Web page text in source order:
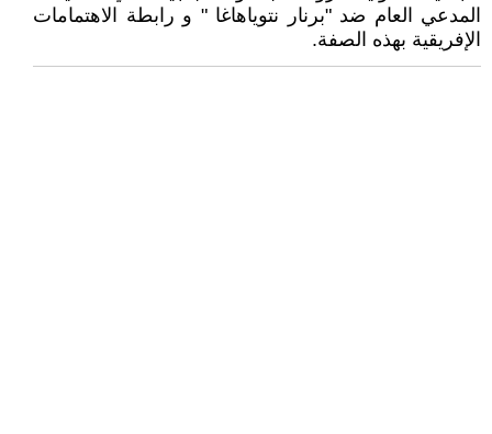
المدعي العام ضد "برنار نتوياهاغا " و رابطة الاهتمامات
الإفريقية بهذه الصفة.